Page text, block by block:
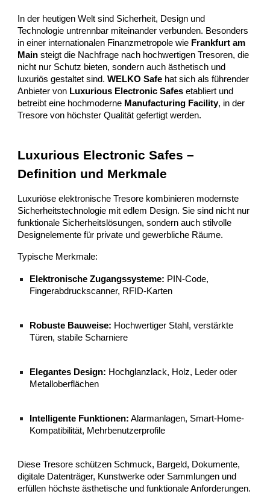
In der heutigen Welt sind Sicherheit, Design und
Technologie untrennbar miteinander verbunden. Besonders
in einer internationalen Finanzmetropole wie Frankfurt am
Main steigt die Nachfrage nach hochwertigen Tresoren, die
nicht nur Schutz bieten, sondern auch ästhetisch und
luxuriös gestaltet sind.WELKO Safe hat sich als führender
Anbieter von Luxurious Electronic Safes etabliert und
betreibt eine hochmoderne Manufacturing Facility, in der
Tresore von höchster Qualität gefertigt werden.
Luxurious Electronic Safes –
Definition und Merkmale
Luxuriöse elektronische Tresore kombinieren modernste
Sicherheitstechnologie mit edlem Design. Sie sind nicht nur
funktionale Sicherheitslösungen, sondern auch stilvolle
Designelemente für private und gewerbliche Räume.
Typische Merkmale:
Elektronische Zugangssysteme: PIN-Code,
Fingerabdruckscanner, RFID-Karten
Robuste Bauweise: Hochwertiger Stahl, verstärkte
Türen, stabile Scharniere
Elegantes Design: Hochglanzlack, Holz, Leder oder
Metalloberflächen
Intelligente Funktionen: Alarmanlagen, Smart-Home-
Kompatibilität, Mehrbenutzerprofile
Diese Tresore schützen Schmuck, Bargeld, Dokumente,
digitale Datenträger, Kunstwerke oder Sammlungen und
erfüllen höchste ästhetische und funktionale Anforderungen.